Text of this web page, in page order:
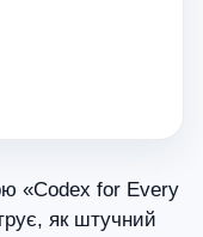
«Codex for Every
як штучний